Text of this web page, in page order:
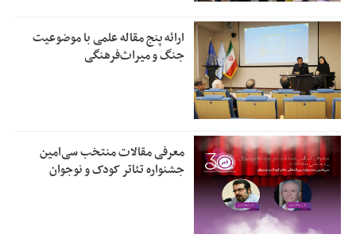
ارائه پنج مقاله علمی با موضوعیت
جنگ و میراث‌فرهنگی
معرفی مقالات منتخب سی‌امین
جشنواره تئاتر کودک و نوجوان